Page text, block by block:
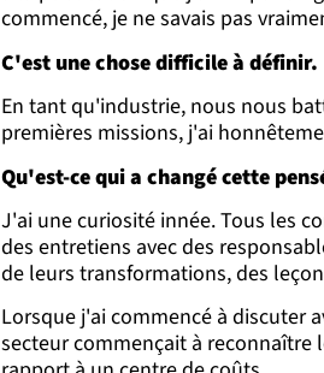
commencé, je ne savais pas
C'est une chose difficile à définir.
En tant qu'industrie, nous nous
premières missions, j'ai
Qu'est-ce qui a changé cette
J'ai une curiosité innée. Tous les
des entretiens avec des
de leurs transformations, des
Lorsque j'ai commencé à discuter
secteur commençait à